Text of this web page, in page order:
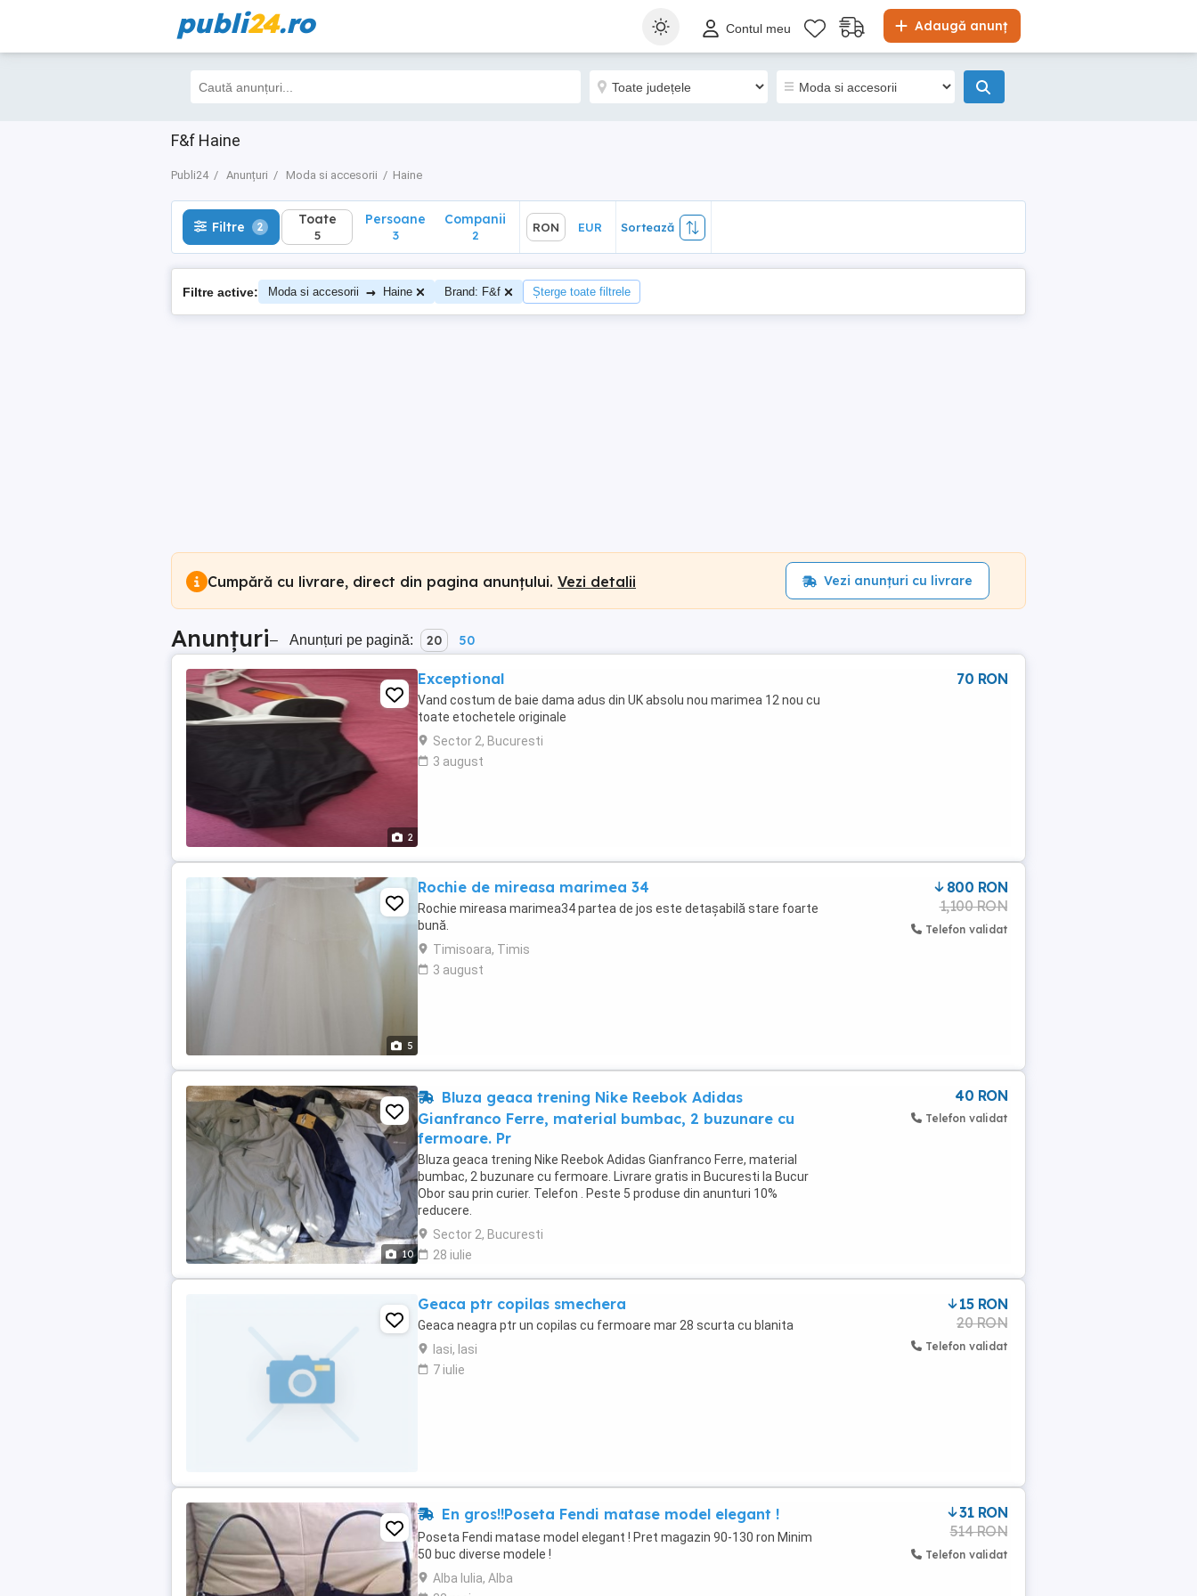
publi24.ro Adaugă anunț
Contul meu
F&f Haine
Publi24 Anunțuri Moda si accesorii Haine
Filtre 2 Toate
5
Sortează
Filtre 2 Toate
5
Persoane
3
Companii
2
RON EUR Sortează
Filtre active: Moda si accesorii → Haine Brand: F&f Șterge toate filtrele
Cumpără cu livrare, direct din pagina anunțului. Vezi detalii Vezi anunțuri cu livrare
Anunțuri– Anunțuri pe pagină: 20 50
2
Exceptional
Vand costum de baie dama adus din UK absolu nou marimea 12 nou cu
toate etochetele originale
Sector 2, Bucuresti
3 august
70 RON
5
Rochie de mireasa marimea 34
Rochie mireasa marimea34 partea de jos este detașabilă stare foarte
bună.
Timisoara, Timis
3 august
800 RON
1,100 RON
Telefon validat
10
Bluza geaca trening Nike Reebok Adidas
Gianfranco Ferre, material bumbac, 2 buzunare cu
fermoare. Pr
Bluza geaca trening Nike Reebok Adidas Gianfranco Ferre, material
bumbac, 2 buzunare cu fermoare. Livrare gratis in Bucuresti la Bucur
Obor sau prin curier. Telefon . Peste 5 produse din anunturi 10%
reducere.
Sector 2, Bucuresti
28 iulie
40 RON
Telefon validat
Geaca ptr copilas smechera
Geaca neagra ptr un copilas cu fermoare mar 28 scurta cu blanita
Iasi, Iasi
7 iulie
15 RON
20 RON
Telefon validat
En gros!!Poseta Fendi matase model elegant !
Poseta Fendi matase model elegant ! Pret magazin 90-130 ron Minim
50 buc diverse modele !
Alba Iulia, Alba
31 RON
514 RON
Telefon validat